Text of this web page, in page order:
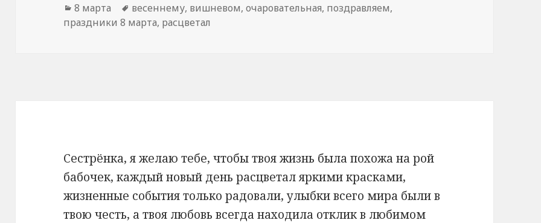
Рубрики
8 марта Метки
весеннему, вишневом,очаровательная, поздравляем,
праздники 8 марта, расцветал
Сестрёнка, я желаю тебе, чтобы твоя жизнь была похожа на рой
бабочек, каждый новый день расцветал яркими красками,
жизненные события только радовали, улыбки всего мира были в
твою честь, а твоя любовь всегда находила отклик в любимом